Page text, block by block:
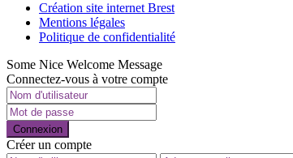
Création site internet Brest
Mentions légales
Politique de confidentialité
Some Nice Welcome Message
Connectez-vous à votre compte
Connexion
Créer un compte